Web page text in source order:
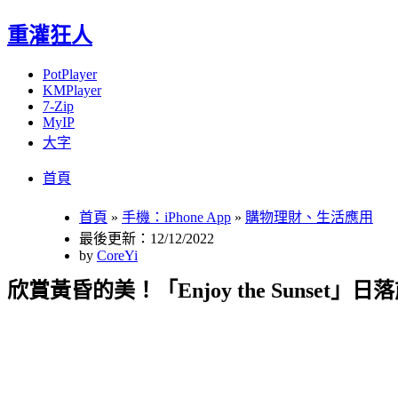
重灌狂人
PotPlayer
KMPlayer
7-Zip
MyIP
大字
首頁
首頁 » 手機：iPhone App » 購物理財、生活應用
最後更新：12/12/2022
by CoreYi
欣賞黃昏的美！「Enjoy the Sunset」日